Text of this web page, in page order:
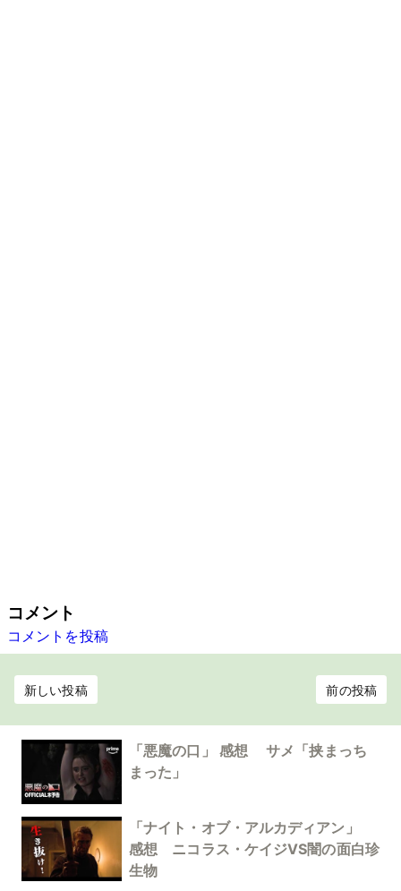
コメント
コメントを投稿
新しい投稿 前の投稿
「悪魔の口」 感想 サメ「挟まっち
まった」
「ナイト・オブ・アルカディアン」
感想 ニコラス・ケイジVS闇の面白珍
生物